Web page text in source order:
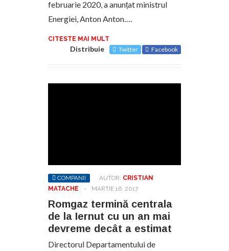
februarie 2020, a anunțat ministrul
Energiei, Anton Anton….
CITESTE MAI MULT
Distribuie Twitter Facebook
COMPANII AUTOR: CRISTIAN
MATACHE
- MARTIE 16, 2017
Romgaz termină centrala
de la Iernut cu un an mai
devreme decât a estimat
Directorul Departamentului de